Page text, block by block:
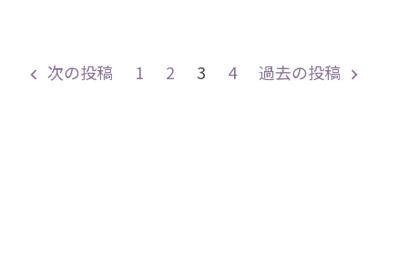
投
稿
次の投稿 1 2 3 4 過去の投稿